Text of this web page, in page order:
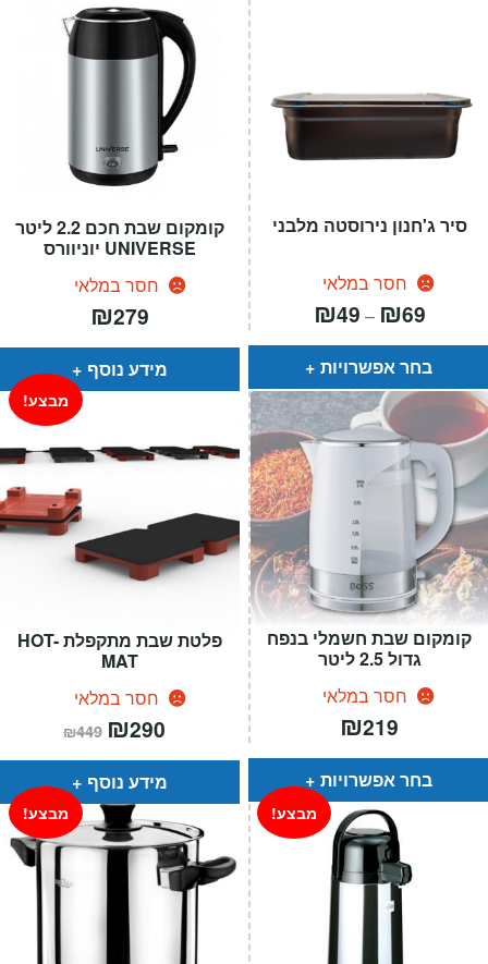
קומקום שבת חכם 2.2 ליטר
UNIVERSE יוניוורס
חסר במלאי
₪279
מידע נוסף
סיר ג'חנון נירוסטה מלבני
חסר במלאי
₪49 – ₪69טווח
מחירים:
⁦₪49⁩
עד
בחר אפשרויות
פלטת שבת מתקפלת HOT-
MAT
חסר במלאי
מבצע!
₪449 המחיר
המקורי
היה:
₪449.
₪290
הוא:
מידע נוסף
קומקום שבת חשמלי בנפח
גדול 2.5 ליטר
חסר במלאי
₪219
בחר אפשרויות
מבצע! מבצע!